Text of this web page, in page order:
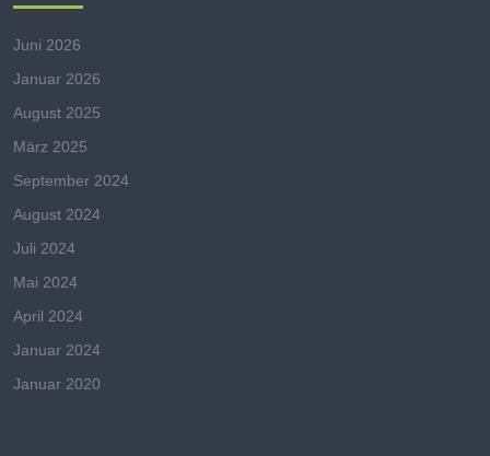
Juni 2026
Januar 2026
August 2025
März 2025
September 2024
August 2024
Juli 2024
Mai 2024
April 2024
Januar 2024
Januar 2020